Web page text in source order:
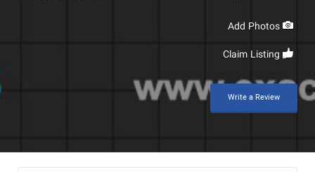
Write a Review